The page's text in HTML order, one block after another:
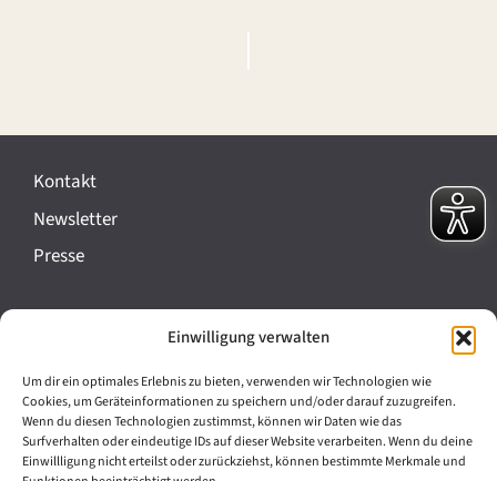
Einwilligung verwalten
Um dir ein optimales Erlebnis zu bieten, verwenden wir Technologien wie
Cookies, um Geräteinformationen zu speichern und/oder darauf zuzugreifen.
Wenn du diesen Technologien zustimmst, können wir Daten wie das
Surfverhalten oder eindeutige IDs auf dieser Website verarbeiten. Wenn du deine
Einwillligung nicht erteilst oder zurückziehst, können bestimmte Merkmale und
e
a
n
t
l
t
u
Kontakt
Newsletter
Presse
Cookie-Richtlinie (EU)
Barrierefreiheit